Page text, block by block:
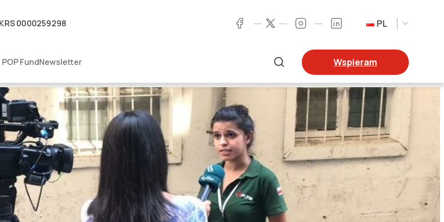
KRS0000259298 FacebookTwitter InstagramLinkedIn PL
POP FundNewsletter
Wspieram